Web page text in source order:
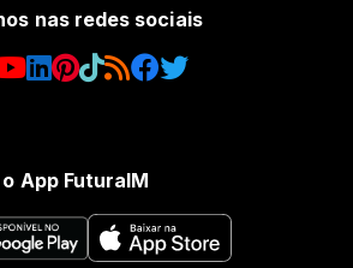
nas redes sociais
App FuturaIM